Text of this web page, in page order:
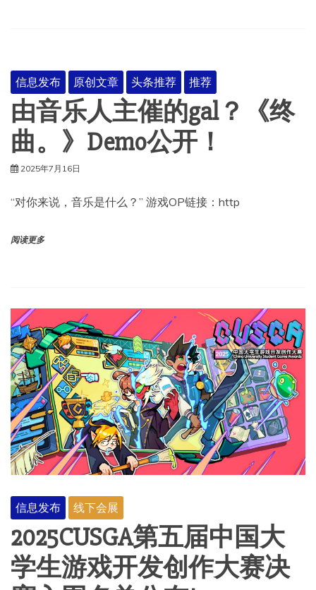
信息发布 原创文章 头条推荐 推荐
由音乐人主催的gal？《终
曲。》Demo公开！
2025年7月16日
“对你来说，音乐是什么？” 游戏OP链接：http
阅读更多
信息发布 线下会展
2025CUSGA第五届中国大
学生游戏开发创作大赛决